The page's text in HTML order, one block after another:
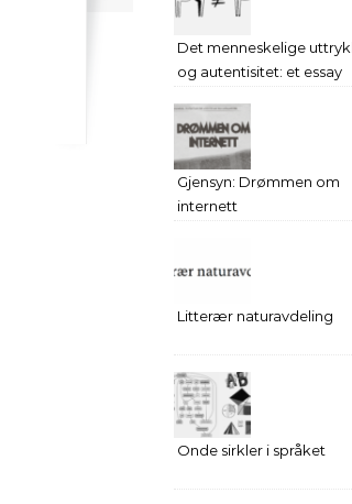
Det menneskelige
og autentisitet: et essay
Gjensyn: Drømmen om
internett
Litterær naturavdeling
Onde sirkler i språket